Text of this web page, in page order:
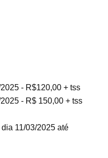
- R$120,00 + tss
- R$ 150,00 + tss
11/03/2025 até